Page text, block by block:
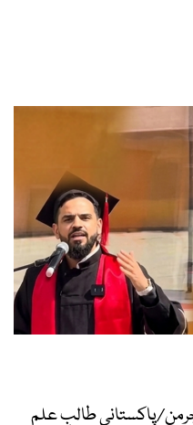
پاکستانی طالبِ علم